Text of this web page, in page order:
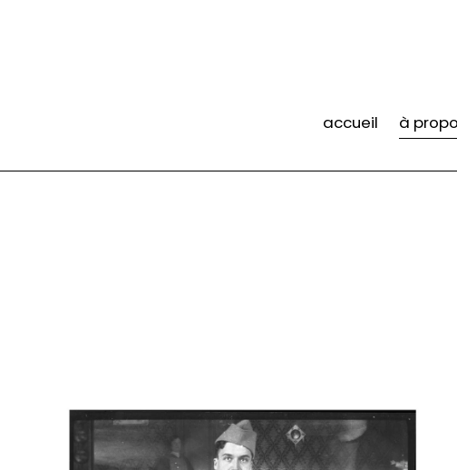
accueil à